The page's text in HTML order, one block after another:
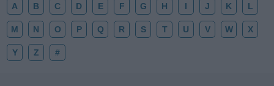
A B C D E F G H I J K L
M N O P Q R S T U V W X
Y Z #